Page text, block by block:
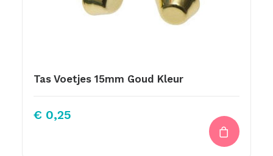
Tas Voetjes 15mm Goud Kleur
€ 0,25